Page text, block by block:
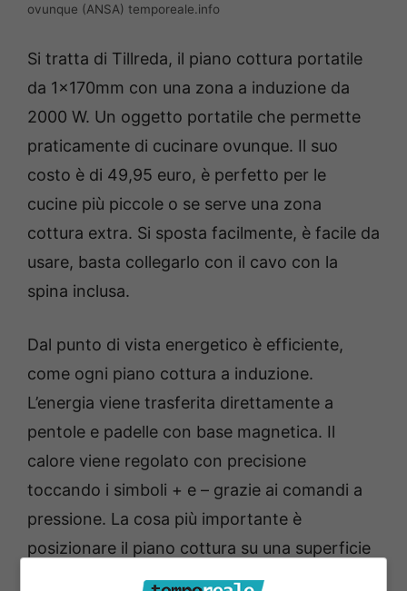
ovunque (ANSA) temporeale.info
Si tratta di Tillreda, il piano cottura portatile
da 1x170mm con una zona a induzione da
2000 W. Un oggetto portatile che permette
praticamente di cucinare ovunque. Il suo
costo è di 49,95 euro, è perfetto per le
cucine più piccole o se serve una zona
cottura extra. Si sposta facilmente, è facile da
usare, basta collegarlo con il cavo con la
spina inclusa.
Dal punto di vista energetico è efficiente,
come ogni piano cottura a induzione.
L’energia viene trasferita direttamente a
pentole e padelle con base magnetica. Il
calore viene regolato con precisione
toccando i simboli + e – grazie ai comandi a
pressione. La cosa più importante è
posizionare il piano cottura su una superficie